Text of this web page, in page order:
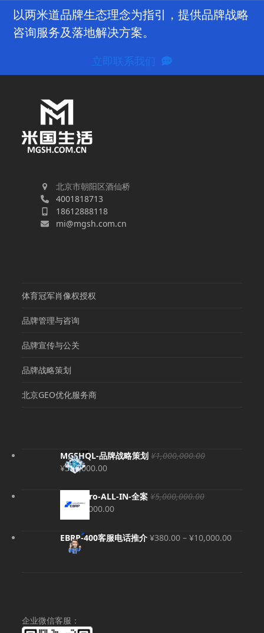
以两米道品牌生态理念为指引，提供品牌战略
咨询服务及落地解决方案。
立即联系我们
北京市朝阳区酒仙桥
4001818713
18612888118
mi@mgsh.com.cn
体育冠军肖像权授权
品牌管理与咨询
品牌宣传与公关
品牌战略策划
北京GEO优化服务商
MGSHQL-品牌战略策划 ¥1,000,000.00
原
为：
¥1,000,000.00。
¥500,000.00当
价
格
EBRP-Pro-ALL-IN-全案 ¥5,000,000.00
原
价
为：
¥5,000,000.00。
¥4,980,000.00当
价
格
EBRP-400客服电话推介 ¥380.00 – ¥10,000.00价
企业微信客服：